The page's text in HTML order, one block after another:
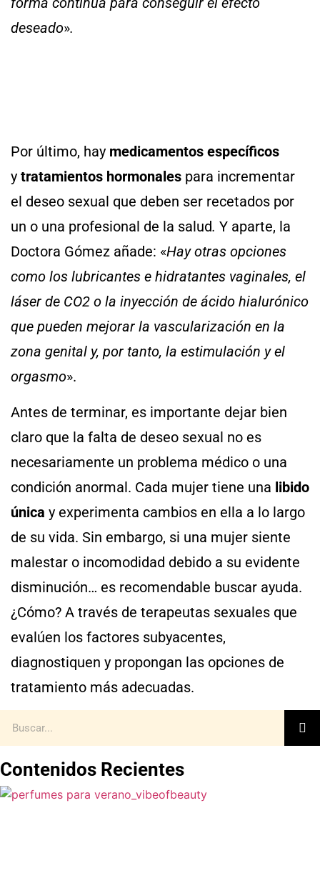
deseado».
Por último, hay medicamentos específicos
y tratamientos hormonales para incrementar
el deseo sexual que deben ser recetados por
un o una profesional de la salud. Y aparte, la
Doctora Gómez añade: «Hay otras opciones
como los lubricantes e hidratantes vaginales, el
láser de CO2 o la inyección de ácido hialurónico
que pueden mejorar la vascularización en la
zona genital y, por tanto, la estimulación y el
orgasmo».
Antes de terminar, es importante dejar bien
claro que la falta de deseo sexual no es
necesariamente un problema médico o una
condición anormal. Cada mujer tiene una libido
única y experimenta cambios en ella a lo largo
de su vida. Sin embargo, si una mujer siente
malestar o incomodidad debido a su evidente
disminución… es recomendable buscar ayuda.
¿Cómo? A través de terapeutas sexuales que
evalúen los factores subyacentes,
diagnostiquen y propongan las opciones de
tratamiento más adecuadas.
Contenidos Recientes